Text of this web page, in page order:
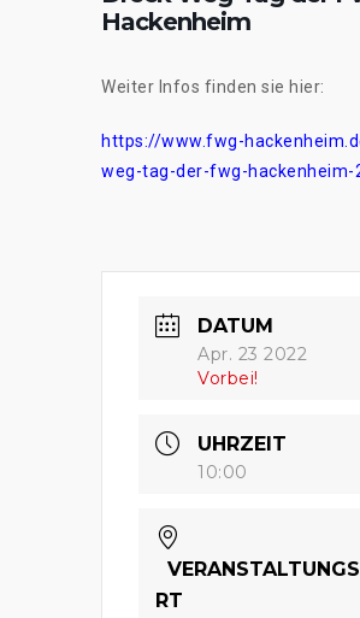
Hackenheim
Weiter Infos finden sie hier:
https://www.fwg-
weg-tag-der-fwg-hackenheim-
DATUM
Apr. 23 2022
Vorbei!
UHRZEIT
10:00
RT